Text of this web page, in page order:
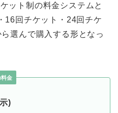
ット制の料金システムと
16回チケット・24回チケ
選んで購入する形となっ
金
)